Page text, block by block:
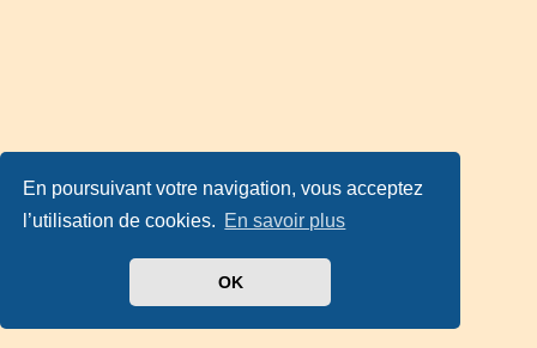
En poursuivant votre navigation, vous acceptez
l’utilisation de cookies. En savoir plus
OK